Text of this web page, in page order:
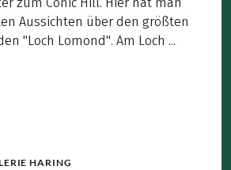
Aussichten über den größten
"Loch Lomond". Am Loch ...
HARING